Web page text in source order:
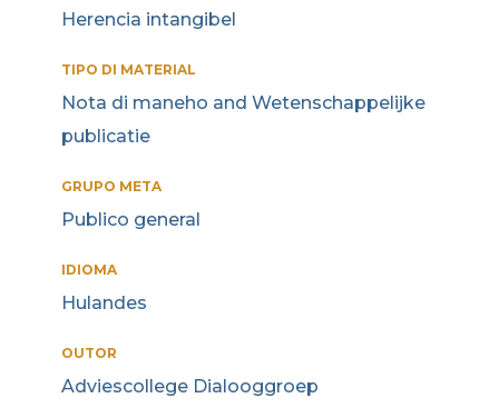
Herencia intangibel
TIPO DI MATERIAL
Nota di maneho and Wetenschappelijke
publicatie
GRUPO META
Publico general
IDIOMA
Hulandes
OUTOR
Adviescollege Dialooggroep